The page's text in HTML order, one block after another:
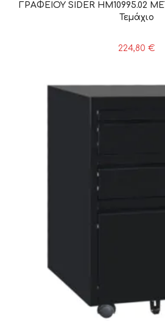
ΓΡΑΦΕΙΟΥ SIDER HM10995.02
Τεμάχιο
224,80 €